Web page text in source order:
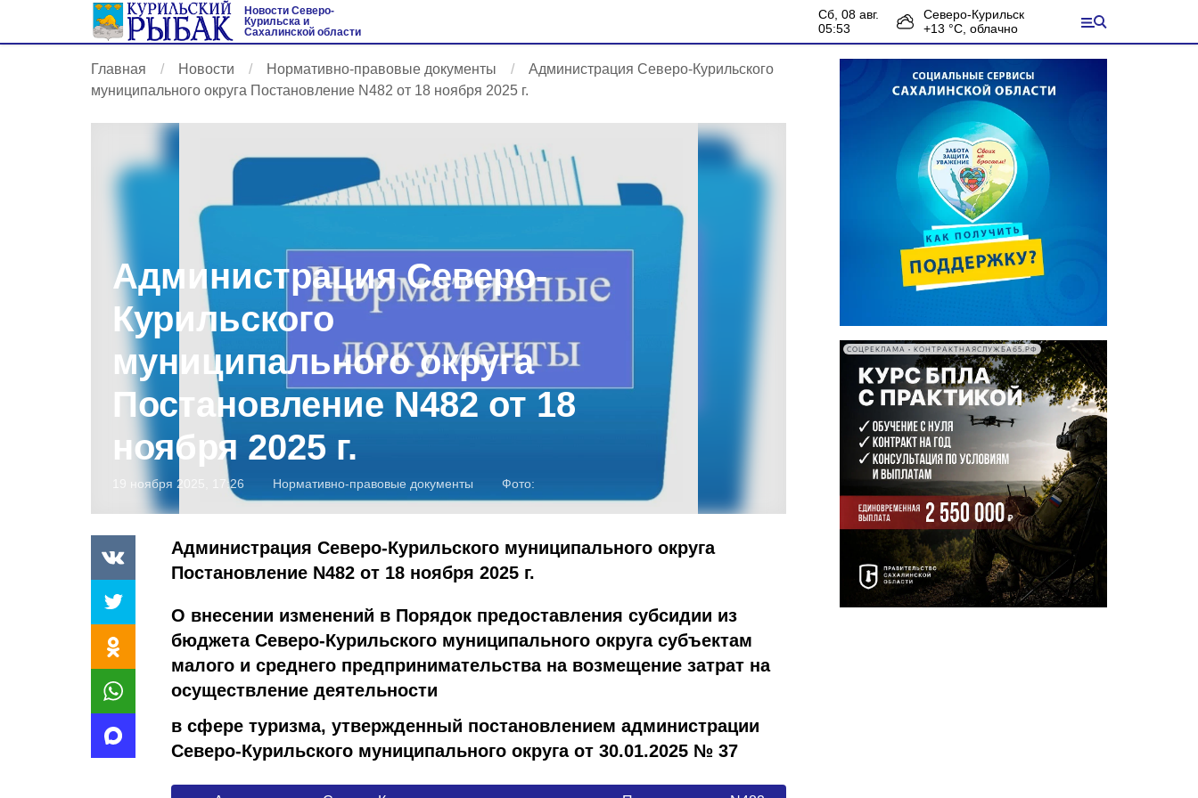
Новости Северо-
Курильска и
Сахалинской области
сб, 08 авг.
05:53
Северо-Курильск
+13 °С, облачно
Главная Новости Нормативно-правовые документы
Администрация Северо-Курильского
муниципального округа Постановление N482 от 18 ноября 2025 г.
Администрация Северо-
Курильского
муниципального округа
Постановление N482 от 18
ноября 2025 г.
19 ноября 2025, 17:26 Нормативно-правовые документы Фото:
Администрация Северо-Курильского муниципального округа
Постановление N482 от 18 ноября 2025 г.
О внесении изменений в Порядок предоставления субсидии из
бюджета Северо-Курильского муниципального округа субъектам
малого и среднего предпринимательства на возмещение затрат на
осуществление деятельности
в сфере туризма, утвержденный постановлением администрации
Северо-Курильского муниципального округа от 30.01.2025 № 37
СОЦРЕКЛАМА • КОНТРАКТНАЯСЛУЖБА65.РФ